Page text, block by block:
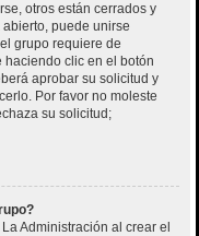
otros están cerrados y
puede unirse
grupo requiere de
clic en el botón
aprobar su solicitud y
Por favor no moleste
su solicitud;
Administración al crear el